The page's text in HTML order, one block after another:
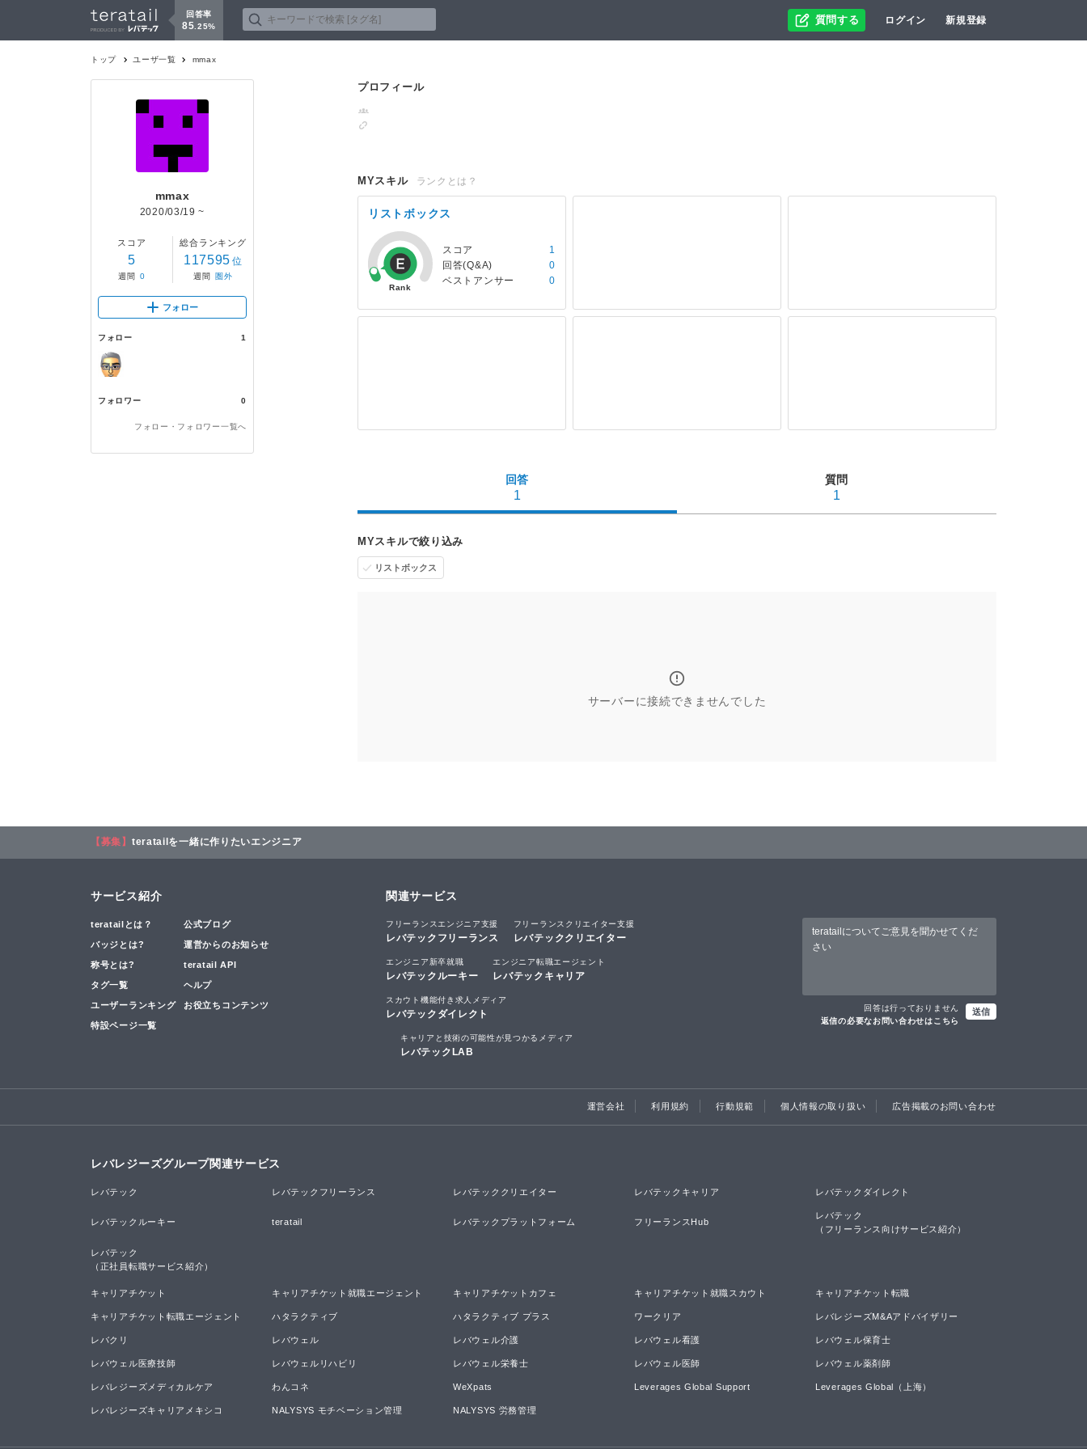
回答率
85 25% 質問する ログイン 新規登録
トップ ユーザ一覧 mmax
mmax
2020/03/19 ~
スコア
5
週間 0
総合ランキング
117595 位
週間 圏外
フォロー
フォロー 1
フォロワー 0
フォロー・フォロワー一覧へ
プロフィール
MYスキル ランクとは？
リストボックス
スコア
1
回答(Q&A)
0
ベストアンサー
0
回答
1
質問
1
MYスキルで絞り込み
リストボックス
サーバーに接続できませんでした
【募集】 teratailを一緒に作りたいエンジニア
サービス紹介
teratailとは？ 公式ブログ
バッジとは? 運営からのお知らせ
称号とは? teratail API
タグ一覧 ヘルプ
ユーザーランキング お役立ちコンテンツ
特設ページ一覧
関連サービス
フリーランスエンジニア支援
レバテックフリーランス
フリーランスクリエイター支援
レバテッククリエイター
エンジニア新卒就職
レバテックルーキー
エンジニア転職エージェント
レバテックキャリア
スカウト機能付き求人メディア
レバテックダイレクト
キャリアと技術の可能性が見つかるメディア
レバテックLAB
回答は行っておりません
返信の必要なお問い合わせはこちら
送信
運営会社 利用規約 行動規範 個人情報の取り扱い 広告掲載のお問い合わせ
レバレジーズグループ関連サービス
レバテック レバテックフリーランス レバテッククリエイター レバテックキャリア レバテックダイレクト
レバテックルーキー teratail レバテックプラットフォーム フリーランスHub
レバテック
（フリーランス向けサービス紹介）
レバテック
（正社員転職サービス紹介）
キャリアチケット キャリアチケット就職エージェント キャリアチケットカフェ キャリアチケット就職スカウト キャリアチケット転職
キャリアチケット転職エージェント ハタラクティブ ハタラクティブ プラス ワークリア レバレジーズM&Aアドバイザリー
レバクリ レバウェル レバウェル介護 レバウェル看護 レバウェル保育士
レバウェル医療技師 レバウェルリハビリ レバウェル栄養士 レバウェル医師 レバウェル薬剤師
レバレジーズメディカルケア わんコネ WeXpats Leverages Global Support Leverages Global（上海）
レバレジーズキャリアメキシコ NALYSYS モチベーション管理 NALYSYS 労務管理